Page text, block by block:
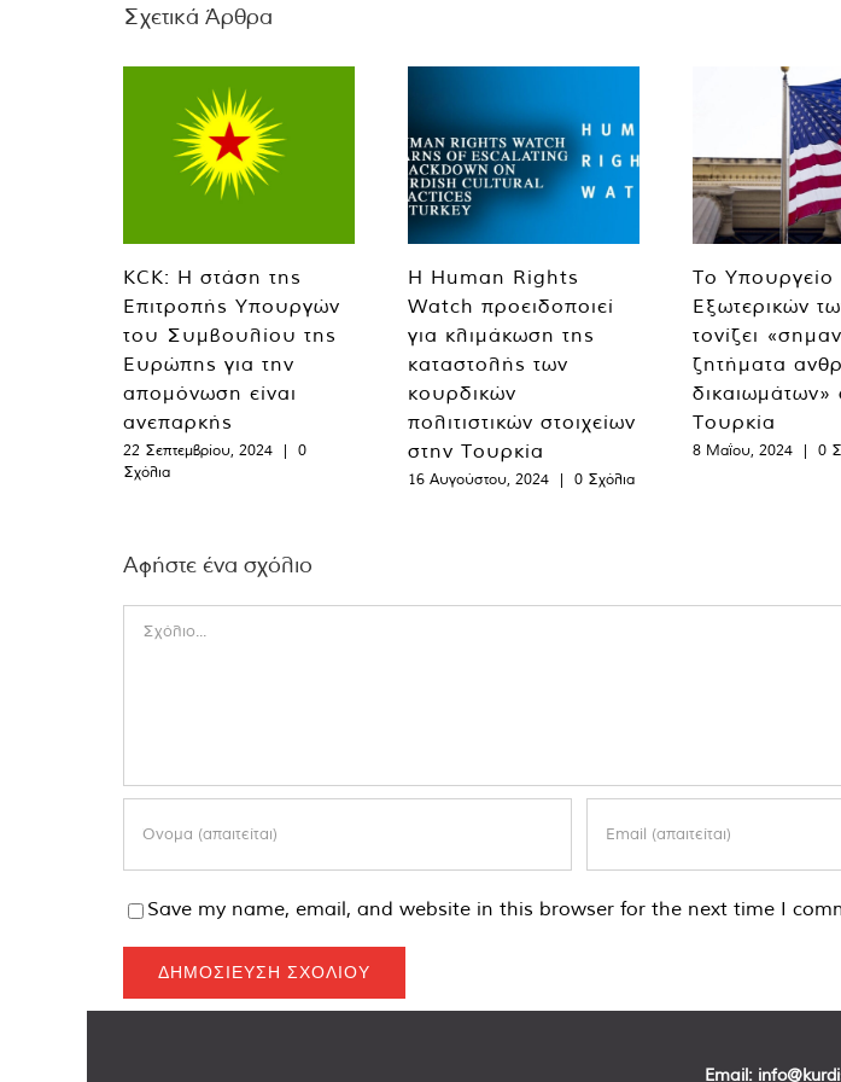
Σχετικά Άρθρα
KCK: Η στάση της
Επιτροπής Υπουργών
του Συμβουλίου της
Ευρώπης για την
απομόνωση είναι
ανεπαρκής
22 Σεπτεμβρίου, 2024 |
0
Σχόλια
Η Human Rights
Watch προειδοποιεί
για κλιμάκωση της
καταστολής των
κουρδικών
πολιτιστικών στοιχείων
στην Τουρκία
16 Αυγούστου, 2024 | 0 Σχόλια
Το Υπουργείο
Εξωτερικών
τονίζει
ζητήματα
δικαιωμάτων»
Τουρκία
8 Μαΐου, 2024 | 0
Αφήστε ένα σχόλιο
Save my name, email, and website in this browser for the next time I
Email: